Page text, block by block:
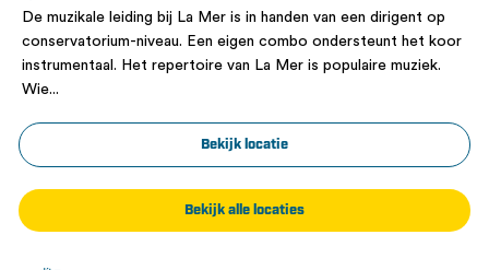
De muzikale leiding bij La Mer is in handen van een dirigent op
conservatorium-niveau. Een eigen combo ondersteunt het koor
instrumentaal. Het repertoire van La Mer is populaire muziek.
Wie...
Bekijk locatie
Bekijk alle locaties